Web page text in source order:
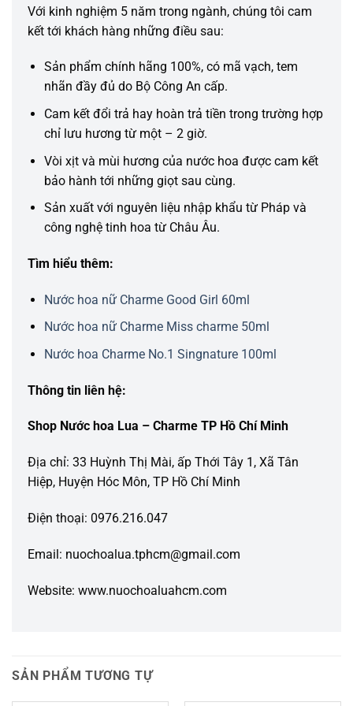
Với kinh nghiệm 5 năm trong ngành, chúng tôi cam
kết tới khách hàng những điều sau:
Sản phẩm chính hãng 100%, có mã vạch, tem
nhãn đầy đủ do Bộ Công An cấp.
Cam kết đổi trả hay hoàn trả tiền trong trường hợp
chỉ lưu hương từ một – 2 giờ.
Vòi xịt và mùi hương của nước hoa được cam kết
bảo hành tới những giọt sau cùng.
Sản xuất với nguyên liệu nhập khẩu từ Pháp và
công nghệ tinh hoa từ Châu Âu.
Tìm hiểu thêm:
Nước hoa nữ Charme Good Girl 60ml
Nước hoa nữ Charme Miss charme 50ml
Nước hoa Charme No.1 Singnature 100ml
Thông tin liên hệ:
Shop Nước hoa Lua – Charme TP Hồ Chí Minh
Địa chỉ: 33 Huỳnh Thị Mài, ấp Thới Tây 1, Xã Tân
Hiệp, Huyện Hóc Môn, TP Hồ Chí Minh
Điện thoại: 0976.216.047
Email: nuochoalua.tphcm@gmail.com
Website: www.nuochoaluahcm.com
SẢN PHẨM TƯƠNG TỰ